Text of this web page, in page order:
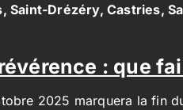
Saint-Drézéry, Castries,
: que
2025 marquera la fin